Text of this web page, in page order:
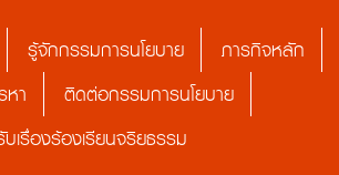
รู้จักกรรมการนโยบาย
ภารกิจหลัก
หา
ติดต่อกรรมการนโยบาย
เรื่องร้องเรียนจริยธรรม